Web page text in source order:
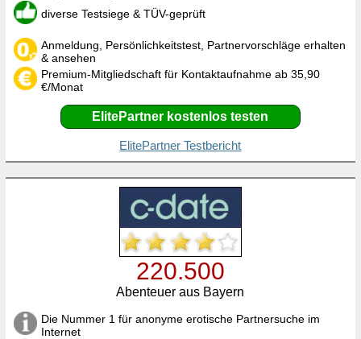
diverse Testsiege & TÜV-geprüft
Anmeldung, Persönlichkeitstest, Partnervorschläge erhalten
& ansehen
Premium-Mitgliedschaft für Kontaktaufnahme ab 35,90
€/Monat
ElitePartner kostenlos testen
ElitePartner Testbericht
220.500
Abenteuer aus Bayern
Die Nummer 1 für anonyme erotische Partnersuche im
Internet